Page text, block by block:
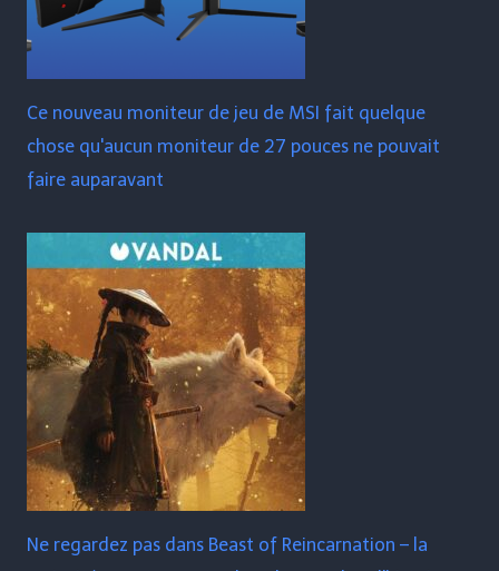
Ce nouveau moniteur de jeu de MSI fait quelque
chose qu'aucun moniteur de 27 pouces ne pouvait
faire auparavant
Ne regardez pas dans Beast of Reincarnation – la